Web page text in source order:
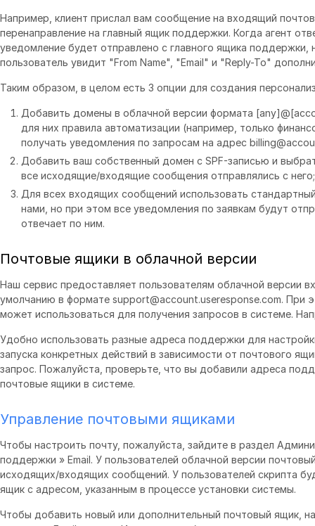
Например, клиент прислал вам сообщение на входящий
перенаправление на главный ящик поддержки. Когда агент
уведомление будет отправлено с главного ящика поддержки,
пользователь увидит "From Name", "Email" и "Reply-To"
Таким образом, в целом есть 3 опции для создания
Добавить домены в облачной версии формата
для них правила автоматизации (например, только
получать уведомления по запросам на адрес
Добавить ваш собственный домен с SPF-записью и
все исходящие/входящие сообщения отправлялись с него;
Для всех входящих сообщений использовать
нами, но при этом все уведомления по заявкам будут
отвечает по ним.
Почтовые ящики в облачной версии
Наш сервис предоставляет пользователям облачной версии
умолчанию в формате support@account.useresponse.com. При
может использоваться для получения запросов в системе.
Удобно использовать разные адреса поддержки для
запуска конкретных действий в зависимости от почтового
запрос. Пожалуйста, проверьте, что вы добавили адреса
почтовые ящики в системе.
Управление почтовыми ящиками
Чтобы настроить почту, пожалуйста, зайдите в раздел
поддержки » Email. У пользователей облачной версии
исходящих/входящих сообщений. У пользователей скрипта
ящик с адресом, указанным в процессе установки системы.
Чтобы добавить новый или дополнительный почтовый ящик,